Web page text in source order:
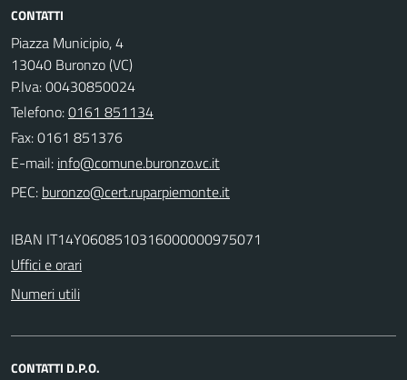
CONTATTI
Piazza Municipio, 4
13040 Buronzo (VC)
P.Iva: 00430850024
Telefono:0161 851134
Fax: 0161 851376
E-mail:
PEC:
IBAN IT14Y0608510316000000975071
Uffici e orari
Numeri utili
CONTATTI D.P.O.